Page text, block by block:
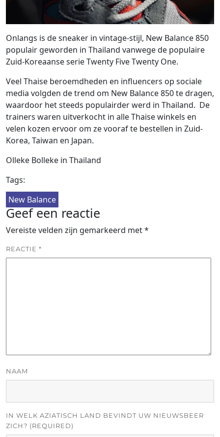
Onlangs is de sneaker in vintage-stijl, New Balance 850
populair geworden in Thailand vanwege de populaire
Zuid-Koreaanse serie Twenty Five Twenty One.
Veel Thaise beroemdheden en influencers op sociale
media volgden de trend om New Balance 850 te dragen,
waardoor het steeds populairder werd in Thailand. De
trainers waren uitverkocht in alle Thaise winkels en
velen kozen ervoor om ze vooraf te bestellen in Zuid-
Korea, Taiwan en Japan.
Olleke Bolleke in Thailand
Tags:
New Balance
Geef een reactie
Vereiste velden zijn gemarkeerd met*
REACTIE *
NAAM
IN WELK AZIATISCH LAND BEVINDT UW NIEUWSBEER
ZICH? (REQUIRED)